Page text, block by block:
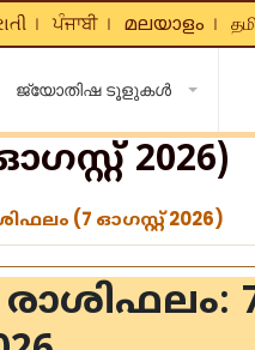
❘ ਪੰਜਾਬੀ ❘ മലയാളം ❘
ജ്യോതിഷ ടൂളുകൾ
2026)
(7 ഓഗസ്റ്റ് 2026)